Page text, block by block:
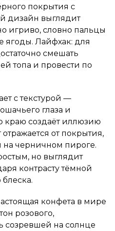
покрытия с
дизайн выглядит
игриво, словно пальцы
ягоды. Лайфхак: для
смешать
топа и провести по
с текстурой —
глаза и
создаёт иллюзию
от покрытия,
на черничном пироге.
но выглядит
контрасту тёмной
конфета в мире
розового,
на солнце